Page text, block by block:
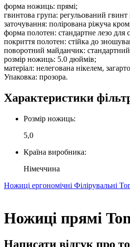
форма ножиць: прямі;
гвинтова група: регульований
заточування: полірована ріжуча
форма полотен: стандартне лезо
покриття полотен: стійка до
поворотний майданчик:
розмір ножиць: 5.0 дюймів;
матеріал: нелегована нікелем,
Упаковка: прозора.
Характеристики
Розмір ножиць:
5,0
Країна виробника:
Німеччина
Ножиці ергономічні Філірувальні
Ножиці прямі
Написати відгук про